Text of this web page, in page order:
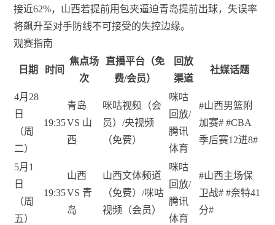
接近62%，山西若提前用包夹逼迫青岛提前出球，失误率
将飙升至对手防线不可接受的失控边缘。
观赛指南
日期 时间
焦点场
次
直播平台（免
费/会员）
回放
渠道
社媒话题
4月28
日
（周
二）
19:35
青岛
VS 山
西
咪咕视频（会
员）/央视频
（免费）
咪咕
回放/
腾讯
体育
#山西男篮附
加赛# #CBA
季后赛12进8#
5月1
日
（周
五）
19:35
山西
VS 青
岛
山西文体频道
（免费）/咪咕
视频（会员）
咪咕
回放/
腾讯
体育
#山西主场保
卫战# #奈特41
分#